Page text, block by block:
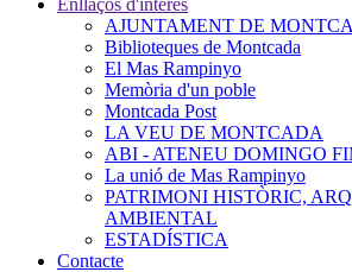
Enllaços d'interès
AJUNTAMENT DE
Biblioteques de Montcada
El Mas Rampinyo
Memòria d'un poble
Montcada Post
LA VEU DE MONTCADA
ABI - ATENEU DOMINGO
La unió de Mas Rampinyo
PATRIMONI HISTÒRIC,
AMBIENTAL
ESTADÍSTICA
Contacte